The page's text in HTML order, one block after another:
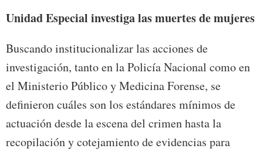
Unidad Especial investiga las muertes de mujeres
Buscando institucionalizar las acciones de
investigación, tanto en la Policía Nacional como en
el Ministerio Público y Medicina Forense, se
definieron cuáles son los estándares mínimos de
actuación desde la escena del crimen hasta la
recopilación y cotejamiento de evidencias para